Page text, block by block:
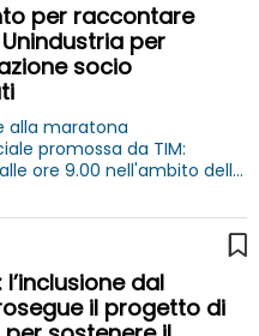
per raccontare
per
socio
alla maratona
promossa da TIM:
ore 9.00 nell'ambito della
dal
il progetto di